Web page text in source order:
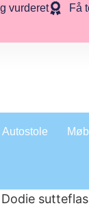
vurderet Få